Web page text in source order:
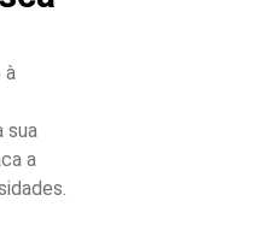
à
sua
a